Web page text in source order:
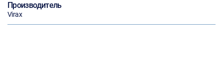
Производитель
Virax